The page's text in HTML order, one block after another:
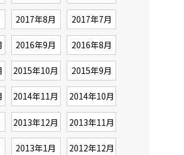
2017年8月 2017年7月
2016年9月 2016年8月
2015年10月 2015年9月
2014年11月 2014年10月
2013年12月 2013年11月
2013年1月 2012年12月